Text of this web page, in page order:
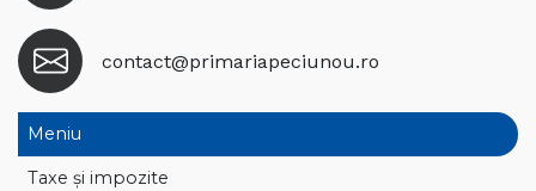
contact@primariapeciunou.ro
Meniu
Taxe și impozite